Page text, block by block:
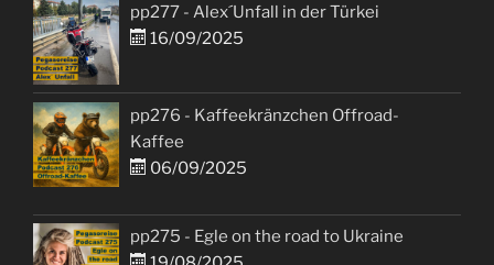
pp277 - Alex´Unfall in der Türkei
16/09/2025
pp276 - Kaffeekränzchen Offroad-
Kaffee
06/09/2025
pp275 - Egle on the road to Ukraine